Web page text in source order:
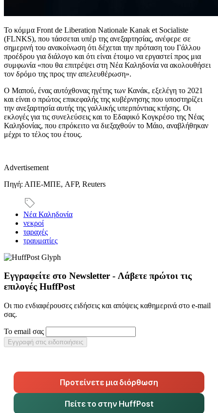
Το κόμμα Front de Liberation Nationale Kanak et Socialiste
(FLNKS), που τάσσεται υπέρ της ανεξαρτησίας, ανέφερε σε
σημερινή του ανακοίνωση ότι δέχεται την πρόταση του Γάλλου
προέδρου για διάλογο και ότι είναι έτοιμο να εργαστεί προς μια
συμφωνία «που θα επιτρέψει στη Νέα Καληδονία να ακολουθήσει
τον δρόμο της προς την απελευθέρωση».
Ο Μαπού, ένας αυτόχθονας ηγέτης των Κανάκ, εξελέγη το 2021
και είναι ο πρώτος επικεφαλής της κυβέρνησης που υποστηρίζει
την ανεξαρτησία αυτής της γαλλικής υπερπόντιας κτήσης. Οι
εκλογές για τις συνελεύσεις και το Εδαφικό Κογκρέσο της Νέας
Καληδονίας, που επρόκειτο να διεξαχθούν το Μάιο, αναβλήθηκαν
μέχρι το τέλος του έτους.
Advertisement
Πηγή: ΑΠΕ-ΜΠΕ, AFP, Reuters
Νέα Καληδονία
νεκροί
ταραχές
τραυματίες
Εγγραφείτε στο Newsletter - Λάβετε πρώτοι τις
επιλογές HuffPost
Οι πιο ενδιαφέρουσες ειδήσεις και απόψεις καθημερινά στο e-mail
σας.
Το email σας
Εγγραφή στις ειδοποιήσεις
Προτείνετε μια διόρθωση
Πείτε το στην HuffPost